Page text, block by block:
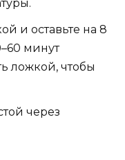
и оставьте на 8
минут
ложкой, чтобы
через